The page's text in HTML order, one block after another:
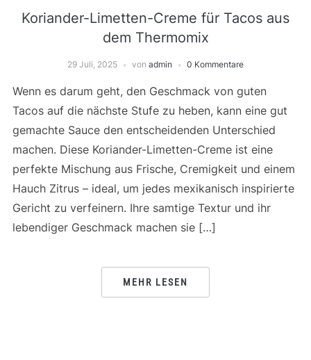
Koriander-Limetten-Creme für Tacos aus
dem Thermomix
29 Juli, 2025 von admin 0 Kommentare
Wenn es darum geht, den Geschmack von guten
Tacos auf die nächste Stufe zu heben, kann eine gut
gemachte Sauce den entscheidenden Unterschied
machen. Diese Koriander-Limetten-Creme ist eine
perfekte Mischung aus Frische, Cremigkeit und einem
Hauch Zitrus – ideal, um jedes mexikanisch inspirierte
Gericht zu verfeinern. Ihre samtige Textur und ihr
lebendiger Geschmack machen sie […]
MEHR LESEN